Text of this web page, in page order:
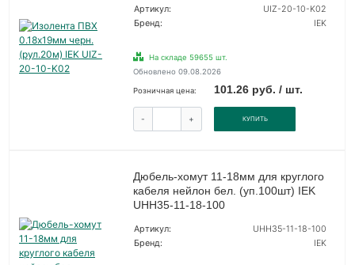
Артикул:
UIZ-20-10-K02
Бренд:
IEK
На складе 59655 шт.
Обновлено 09.08.2026
Розничная цена: 101.26 руб. / шт.
- + КУПИТЬ
Дюбель-хомут 11-18мм для круглого
кабеля нейлон бел. (уп.100шт) IEK
UHH35-11-18-100
Артикул:
UHH35-11-18-100
Бренд:
IEK